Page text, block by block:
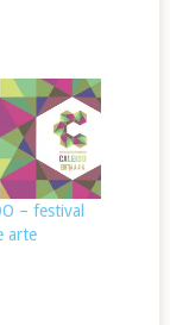
– festival
arte